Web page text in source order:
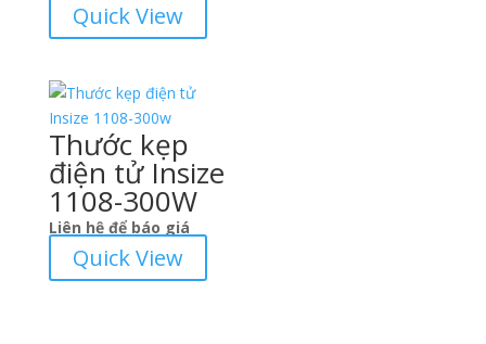
Quick View
Thước kẹp
điện tử Insize
1108-300W
Liên hệ để báo giá
Quick View